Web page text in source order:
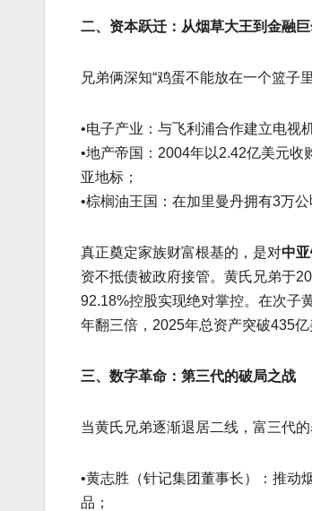
二、资本跃迁：从烟草大王到金融
兄弟俩深知“鸡蛋不能放在一个篮子
•电子产业：与飞利浦合作建立电视
•地产帝国：2004年以2.42亿美元
亚地标；
•棕榈油王国：在加里曼丹拥有3万
真正奠定家族财富根基的，是对中亚
资不抵债被政府接管。黄氏兄弟于
92.18%控股实现绝对掌控。在次子
年翻三倍，2025年总资产突破435
三、数字革命：第三代的破局之战
当黄氏兄弟逐渐退居二线，富三代的
•黄志胜（针记集团董事长）：推动
品；